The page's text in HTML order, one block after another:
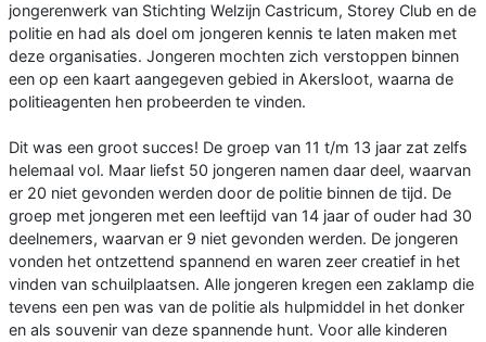
jongerenwerk van Stichting Welzijn Castricum, Storey Club en de
politie en had als doel om jongeren kennis te laten maken met
deze organisaties. Jongeren mochten zich verstoppen binnen
een op een kaart aangegeven gebied in Akersloot, waarna de
politieagenten hen probeerden te vinden.
Dit was een groot succes! De groep van 11 t/m 13 jaar zat zelfs
helemaal vol. Maar liefst 50 jongeren namen daar deel, waarvan
er 20 niet gevonden werden door de politie binnen de tijd. De
groep met jongeren met een leeftijd van 14 jaar of ouder had 30
deelnemers, waarvan er 9 niet gevonden werden. De jongeren
vonden het ontzettend spannend en waren zeer creatief in het
vinden van schuilplaatsen. Alle jongeren kregen een zaklamp die
tevens een pen was van de politie als hulpmiddel in het donker
en als souvenir van deze spannende hunt. Voor alle kinderen